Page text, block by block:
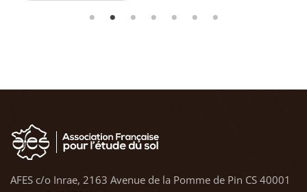
AFES c/o Inrae, 2163 Avenue de la Pomme de Pin CS 40001